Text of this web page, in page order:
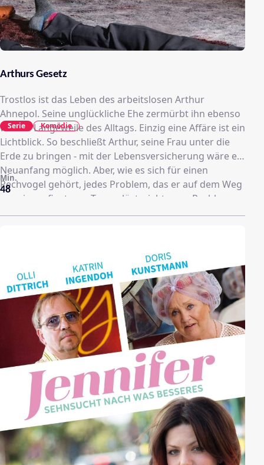
Arthurs Gesetz
Trostlos ist das Leben des arbeitslosen Arthur
Ahnepol. Seine unglückliche Ehe zermürbt ihn ebenso
wie die Langeweile des Alltags. Einzig eine Affäre ist ein
Lichtblick. So beschließt Arthur, seine Frau unter die
Erde zu bringen - mit der Lebensversicherung wäre ein
Neuanfang möglich. Aber, wie es sich für einen
Pechvogel gehört, jedes Problem, das er auf dem Weg
zu seinem finsteren Traum löst, zieht neue Probleme
nach sich...
48
Min.
Serie Komödie